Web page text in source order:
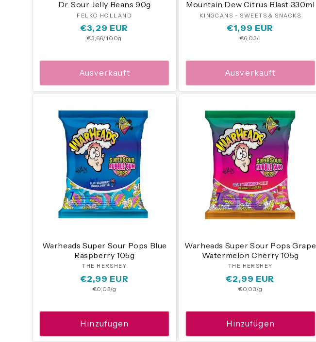
Dr. Sour Jelly Beans 90g
Anbieter:
FELKO HOLLAND
Normaler
Preis
€3,29 EUR
Grundpreis
€3,66/100g
Ausverkauft
Mountain Dew Citrus Blast 330ml
Anbieter:
KINGCANS - SWEETS & SNACKS
Normaler
Preis
€1,99 EUR
Grundpreis
€6,03/l
Ausverkauft
Warheads Super Sour Pops Blue
Raspberry 105g
Anbieter:
THE HERSHEY
Normaler
Preis
€2,99 EUR
Grundpreis
€0,03/g
Hinzufügen
Warheads Super Sour Pops Grape
Watermelon Cherry 105g
Anbieter:
THE HERSHEY
Normaler
Preis
€2,99 EUR
Grundpreis
€0,03/g
Hinzufügen